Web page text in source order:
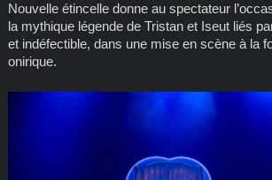
Nouvelle étincelle donne au spectateur
la mythique légende de Tristan et Iseut liés
et indéfectible, dans une mise en scène à la
onirique.